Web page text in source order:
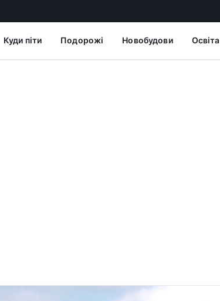
Куди піти Подорожі Новобудови Освіта